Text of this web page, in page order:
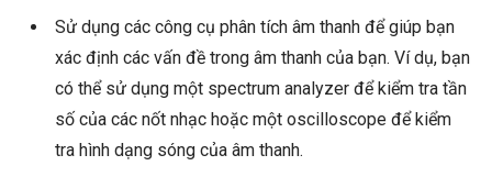
Sử dụng các công cụ phân tích âm thanh để giúp bạn
xác định các vấn đề trong âm thanh của bạn. Ví dụ, bạn
có thể sử dụng một spectrum analyzer để kiểm tra tần
số của các nốt nhạc hoặc một oscilloscope để kiểm
tra hình dạng sóng của âm thanh.